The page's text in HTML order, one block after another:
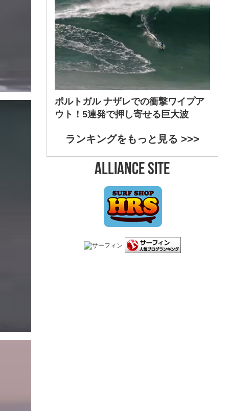
ポルトガル ナザレでの衝撃ワイプア
ウト！5連発で押し寄せる巨大波
ランキングをもっと見る >>>
ALLIANCE SITE